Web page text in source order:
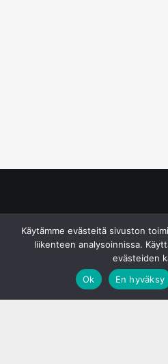
Käytämme evästeitä sivuston
liikenteen analysoinnissa.
evästeiden
Ok
En hyväksy